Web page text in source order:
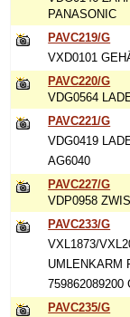
PANASONIC
PAVC219/G
VXD0101
PAVC220/G
VDG0564
PAVC221/G
VDG0419
AG6040
PAVC227/G
VDP0958
PAVC233/G
VXL1873/
UMLENKARM
759862089200
PAVC235/G